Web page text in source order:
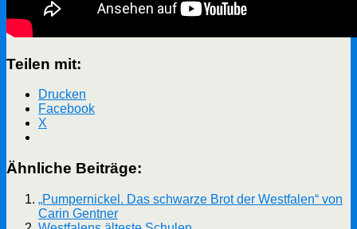
Teilen mit:
Drucken
Facebook
X
Ähnliche Beiträge:
„Pumpernickel. Das schwarze Brot der Westfalen“ von
Carin Gentner